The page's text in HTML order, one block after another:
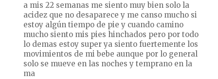
a mis 22 semanas me siento muy bien solo la
acidez que no desaparece y me canso mucho si
estoy algún tiempo de pie y cuando camino
mucho siento mis pies hinchados pero por todo
lo demas estoy super ya siento fuertemente los
movimientos de mi bebe aunque por lo general
solo se mueve en las noches y temprano en la
ma